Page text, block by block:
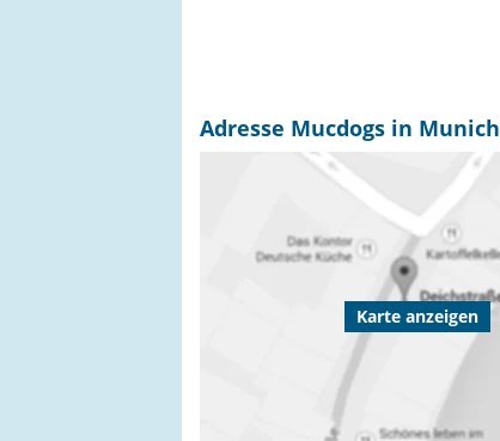
Adresse Mucdogs in Munich
Karte anzeigen